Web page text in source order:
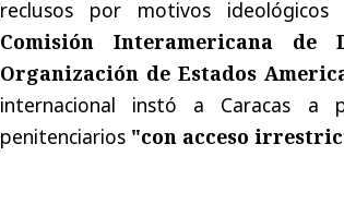
reclusos por motivos
Comisión Interamericana de
Organización de Estados
internacional instó a Caracas a
penitenciarios "con acceso